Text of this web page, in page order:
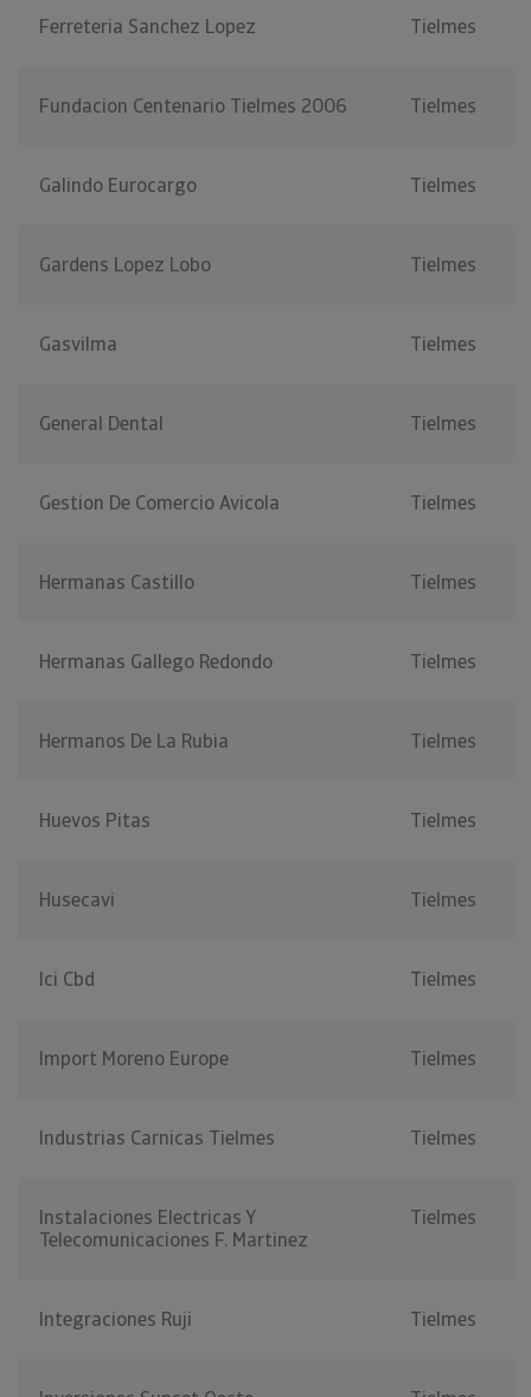
Ferreteria Sanchez Lopez Tielmes
Fundacion Centenario Tielmes 2006 Tielmes
Galindo Eurocargo Tielmes
Gardens Lopez Lobo Tielmes
Gasvilma Tielmes
General Dental Tielmes
Gestion De Comercio Avicola Tielmes
Hermanas Castillo Tielmes
Hermanas Gallego Redondo Tielmes
Hermanos De La Rubia Tielmes
Huevos Pitas Tielmes
Husecavi Tielmes
Ici Cbd Tielmes
Import Moreno Europe Tielmes
Industrias Carnicas Tielmes Tielmes
Instalaciones Electricas Y
Telecomunicaciones F. Martinez
Tielmes
Integraciones Ruji Tielmes